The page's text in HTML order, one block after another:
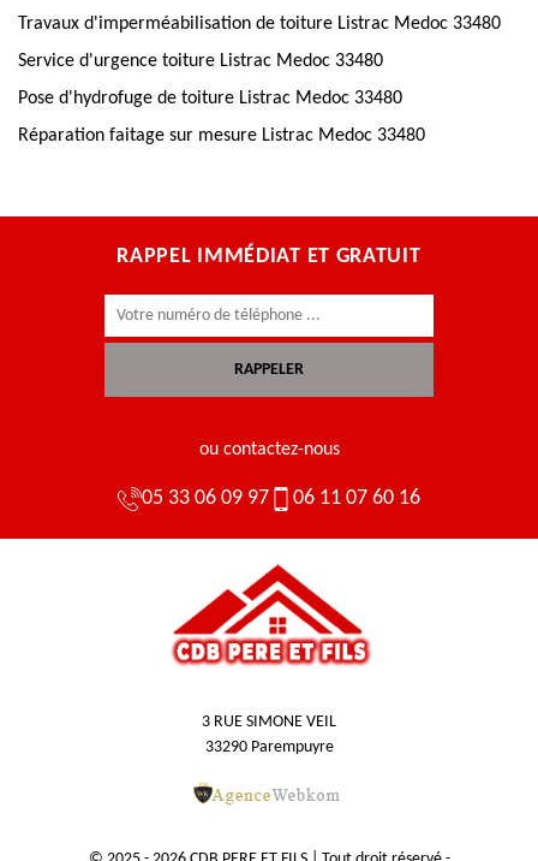
Travaux d'imperméabilisation de toiture Listrac Medoc 33480
Service d'urgence toiture Listrac Medoc 33480
Pose d'hydrofuge de toiture Listrac Medoc 33480
Réparation faitage sur mesure Listrac Medoc 33480
RAPPEL IMMÉDIAT ET GRATUIT
ou contactez-nous
05 33 06 09 97 06 11 07 60 16
3 RUE SIMONE VEIL
33290 Parempuyre